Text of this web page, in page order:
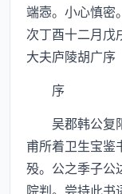
端悫。小心慎
次丁酉十二月戊
大夫庐陵胡广序
序
吴郡韩公复
甫所着卫生宝鉴
殁。公之季子公
院判。尝持此书